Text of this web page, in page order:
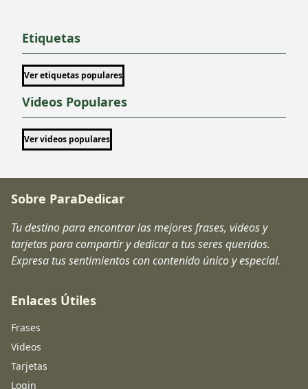
Etiquetas
Ver etiquetas populares
Videos Populares
Ver videos populares
Sobre ParaDedicar
Tu destino para encontrar las mejores frases, videos y
tarjetas para compartir y dedicar a tus seres queridos.
Expresa tus sentimientos con contenido único y especial.
Enlaces Útiles
Frases
Videos
Tarjetas
Login